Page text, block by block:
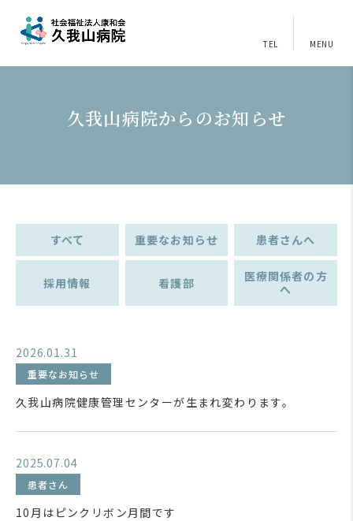
TEL MENU
久我山病院からのお知らせ
すべて 重要なお知らせ 患者さんへ
採用情報 看護部
医療関係者の方
へ
2026.01.31
重要なお知らせ
久我山病院健康管理センターが生まれ変わります。
2025.07.04
患者さん
10月はピンクリボン月間です